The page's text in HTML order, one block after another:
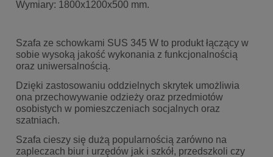
Wymiary: 1800x1200x500 mm.
Szafa ze schowkami SUS 345 W to produkt łączący w
sobie wysoką jakość wykonania z funkcjonalnością
oraz uniwersalnością.
Dzięki zastosowaniu oddzielnych skrytek umożliwia
ona przechowywanie odzieży oraz przedmiotów
osobistych w pomieszczeniach socjalnych oraz
szatniach.
Szafa cieszy się dużą popularnością zarówno na
zapleczach biur i urzędów jak i szkół, przedszkoli czy